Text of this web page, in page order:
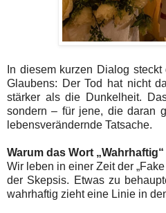
In diesem kurzen Dialog
Glaubens: Der Tod hat nicht
stärker als die Dunkelheit.
sondern – für jene, die daran
lebensverändernde Tatsache.
Warum das Wort
Wir leben in einer Zeit der
der Skepsis. Etwas zu
wahrhaftig zieht eine Linie in